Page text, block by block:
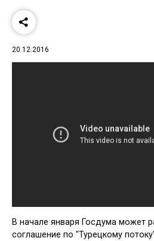
20.12.2016
В начале января Госдума может
соглашение по "Турецкому